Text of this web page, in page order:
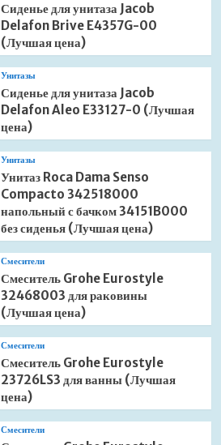
Сиденье для унитаза Jacob
Delafon Brive E4357G-00
(Лучшая цена)
Унитазы
Сиденье для унитаза Jacob
Delafon Aleo E33127-0 (Лучшая
цена)
Унитазы
Унитаз Roca Dama Senso
Compacto 342518000
напольный с бачком 34151B000
без сиденья (Лучшая цена)
Смесители
Смеситель Grohe Eurostyle
32468003 для раковины
(Лучшая цена)
Смесители
Смеситель Grohe Eurostyle
23726LS3 для ванны (Лучшая
цена)
Смесители